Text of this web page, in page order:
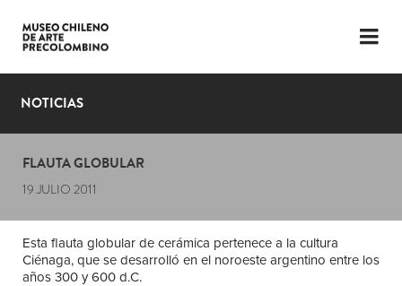
LENGUAJE
PLANIFICA TU VISITA
EXPOSICIONES
EL MUSEO
NOTICIAS
FLAUTA GLOBULAR
19 JULIO 2011
Esta flauta globular de cerámica pertenece a la cultura
Ciénaga, que se desarrolló en el noroeste argentino entre los
años 300 y 600 d.C.